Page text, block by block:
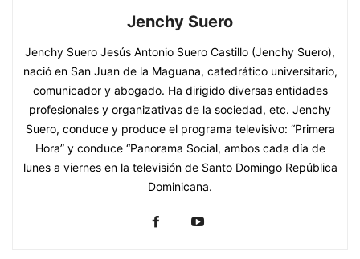
Jenchy Suero
Jenchy Suero Jesús Antonio Suero Castillo (Jenchy Suero),
nació en San Juan de la Maguana, catedrático universitario,
comunicador y abogado. Ha dirigido diversas entidades
profesionales y organizativas de la sociedad, etc. Jenchy
Suero, conduce y produce el programa televisivo: “Primera
Hora” y conduce “Panorama Social, ambos cada día de
lunes a viernes en la televisión de Santo Domingo República
Dominicana.